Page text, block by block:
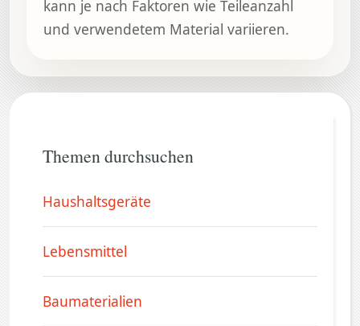
kann je nach Faktoren wie Teileanzahl
und verwendetem Material variieren.
Themen durchsuchen
Haushaltsgeräte
Lebensmittel
Baumaterialien